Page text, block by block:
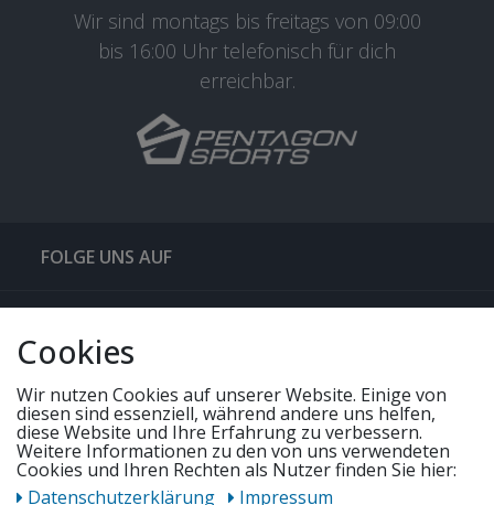
Wir sind montags bis freitags von 09:00
bis 16:00 Uhr telefonisch für dich
erreichbar.
FOLGE UNS AUF
SERVICE
UNSERE ANGEBOTE
Cookies
Wir nutzen Cookies auf unserer Website. Einige von
diesen sind essenziell, während andere uns helfen,
diese Website und Ihre Erfahrung zu verbessern.
Weitere Informationen zu den von uns verwendeten
Cookies und Ihren Rechten als Nutzer finden Sie hier:
Daten­schutz­erklärung
Impressum